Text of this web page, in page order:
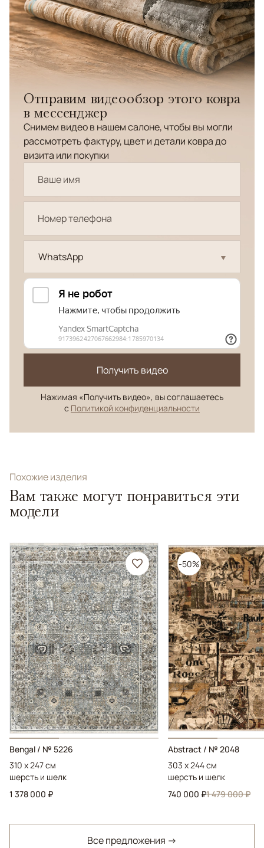
Отправим видеообзор этого ковра
в мессенджер
Снимем видео в нашем салоне, чтобы вы могли
рассмотреть фактуру, цвет и детали ковра до
визита или покупки
WhatsApp
Получить видео
Нажимая «Получить видео», вы соглашаетесь
с Политикой конфиденциальности
Похожие изделия
Вам также могут понравиться эти
модели
Bengal / № 5226
310 x 247 см
шерсть и шелк
1 378 000 ₽
-50%
Abstract / № 2048
303 x 244 см
шерсть и шелк
740 000 ₽1 479 000 ₽
Все предложения →